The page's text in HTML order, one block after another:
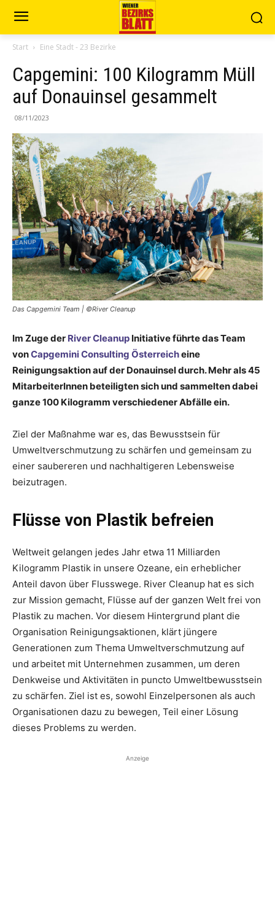
Start Eine Stadt - 23 Bezirke
Capgemini: 100 Kilogramm Müll
auf Donauinsel gesammelt
08/11/2023
Das Capgemini Team | ©River Cleanup
Im Zuge der River Cleanup Initiative führte das Team
vonCapgemini Consulting Österreicheine
Reinigungsaktion auf der Donauinsel durch. Mehr als 45
MitarbeiterInnen beteiligten sich und sammelten dabei
ganze 100 Kilogramm verschiedener Abfälle ein.
Ziel der Maßnahme war es, das Bewusstsein für
Umweltverschmutzung zu schärfen und gemeinsam zu
einer saubereren und nachhaltigeren Lebensweise
beizutragen.
Flüsse von Plastik befreien
Weltweit gelangen jedes Jahr etwa 11 Milliarden
Kilogramm Plastik in unsere Ozeane, ein erheblicher
Anteil davon über Flusswege. River Cleanup hat es sich
zur Mission gemacht, Flüsse auf der ganzen Welt frei von
Plastik zu machen. Vor diesem Hintergrund plant die
Organisation Reinigungsaktionen, klärt jüngere
Generationen zum Thema Umweltverschmutzung auf
und arbeitet mit Unternehmen zusammen, um deren
Denkweise und Aktivitäten in puncto Umweltbewusstsein
zu schärfen. Ziel ist es, sowohl Einzelpersonen als auch
Organisationen dazu zu bewegen, Teil einer Lösung
dieses Problems zu werden.
Anzeige